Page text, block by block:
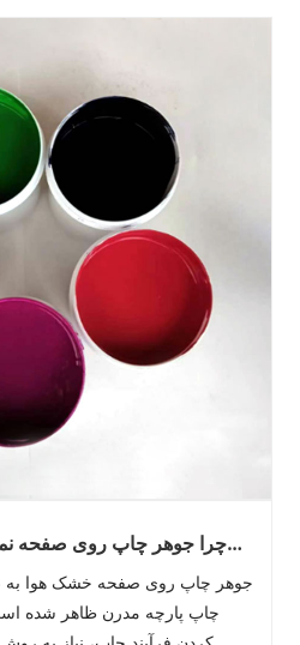
چرا جوهر چاپ روی صفحه
جوهر چاپ روی صفحه خشک هوا به
چاپ پارچه مدرن ظاهر شده